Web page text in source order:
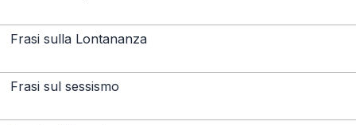
Frasi sulla Lontananza
Frasi sul sessismo